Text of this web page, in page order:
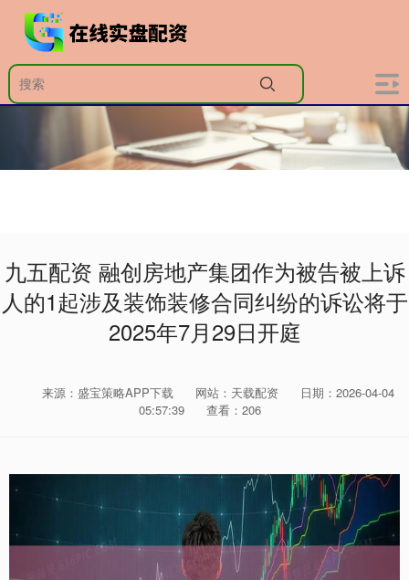
九五配资 融创房地产集团作为被告被上诉
人的1起涉及装饰装修合同纠纷的诉讼将于
2025年7月29日开庭
来源：盛宝策略APP下载 网站：天载配资
日期：2026-04-04
05:57:39
查看：206